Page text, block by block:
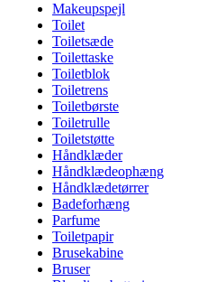
Makeupspejl
Toilet
Toiletsæde
Toilettaske
Toiletblok
Toiletrens
Toiletbørste
Toiletrulle
Toiletstøtte
Håndklæder
Håndklædeophæng
Håndklædetørrer
Badeforhæng
Parfume
Toiletpapir
Brusekabine
Bruser